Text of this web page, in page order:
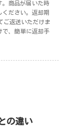
。商品が届いた時
ださい。返却期
ご返送いただけま
で、簡単に返却手
の違い